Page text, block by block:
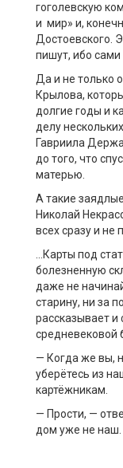
гоголевскую
и мир» и,
Достоевского.
пишут, ибо
Да и не только
Крылова,
долгие годы и
делу
Гавриила
до того, что
матерью.
А такие
Николай
всех сразу и не
…Карты под
болезненную
даже не
старину, ни за
рассказывает
средневековой
— Когда же вы,
уберётесь из
картёжникам.
— Прости, —
дом уже не наш.